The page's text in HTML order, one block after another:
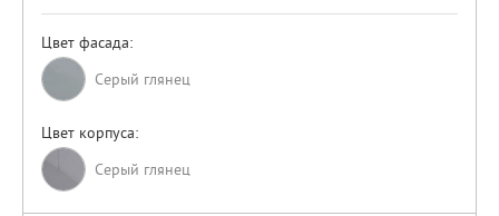
Цвет фасада:
Серый глянец
Цвет корпуса:
Cерый глянец